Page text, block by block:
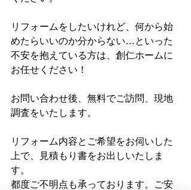
リフォームをしたいけれど、何から始
めたらいいのか分からない…といった
不安を抱えている方は、創仁ホームに
お任せください！
お問い合わせ後、無料でご訪問、現地
調査をいたします。
リフォーム内容とご希望をお伺いした
上で、見積もり書をお出しいたしま
す。
都度ご不明点も承っております。ご安